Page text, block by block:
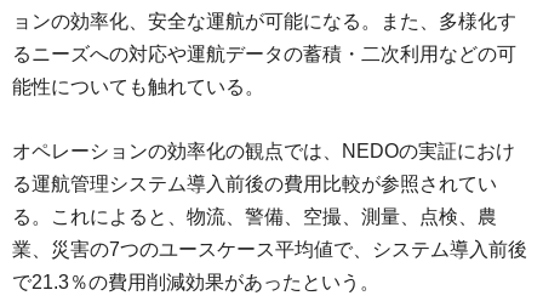
ョンの効率化、安全な運航が可能になる。また、多様化す
るニーズへの対応や運航データの蓄積・二次利用などの可
能性についても触れている。
オペレーションの効率化の観点では、NEDOの実証におけ
る運航管理システム導入前後の費用比較が参照されてい
る。これによると、物流、警備、空撮、測量、点検、農
業、災害の7つのユースケース平均値で、システム導入前後
で21.3％の費用削減効果があったという。